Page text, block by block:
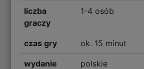
liczba
graczy
1-4 osób
czas gry ok. 15 minut
wydanie polskie